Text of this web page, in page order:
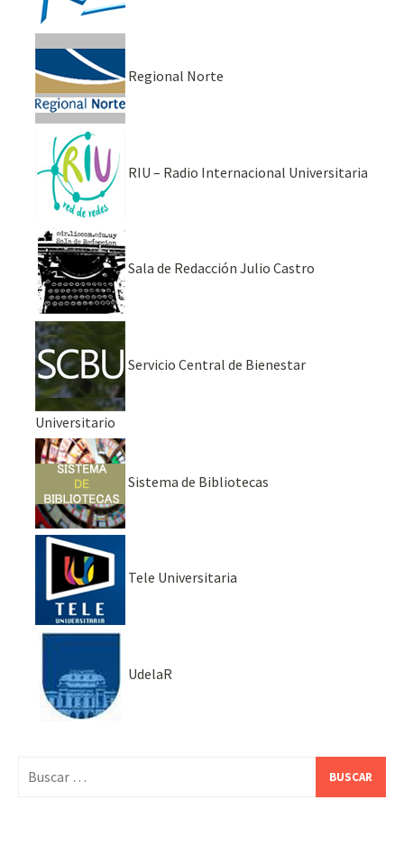
Regional Norte
RIU – Radio Internacional Universitaria
Sala de Redacción Julio Castro
Servicio Central de Bienestar
Universitario
Sistema de Bibliotecas
Tele Universitaria
UdelaR